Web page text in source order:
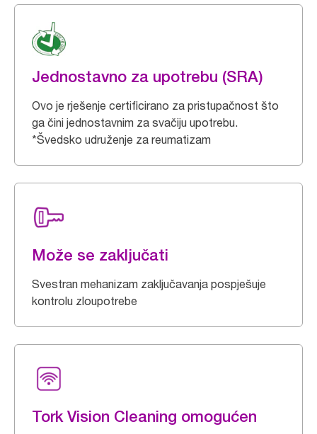
Jednostavno za upotrebu (SRA)
Ovo je rješenje certificirano za pristupačnost što
ga čini jednostavnim za svačiju upotrebu.
*Švedsko udruženje za reumatizam
Može se zaključati
Svestran mehanizam zaključavanja pospješuje
kontrolu zloupotrebe
Tork Vision Cleaning omogućen